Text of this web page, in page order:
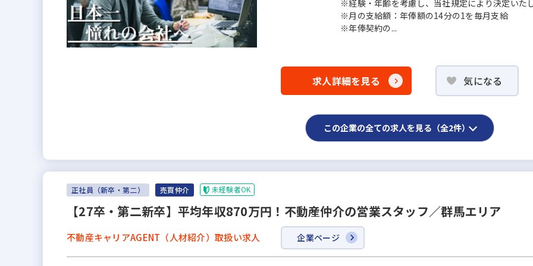
※経験・年齢を考慮し、当社規定により決定いた
※月の支給額：年俸額の14分の1を毎月支給
※年俸契約の...
求人詳細を見る 気になる
この企業の全ての求人を見る（全2件）
正社員（新卒・第二） 売買仲介 未経験者OK
【27卒・第二新卒】平均年収870万円！不動産仲介の営業スタッフ／群馬エリア
不動産キャリアAGENT（人材紹介）取扱い求人 企業ページ